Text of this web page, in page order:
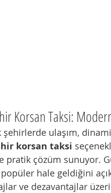
Korsan Taksi:
şehirlerde ulaşım,
korsan taksi
pratik çözüm sunuyor.
hale geldiğini
ve dezavantajlar